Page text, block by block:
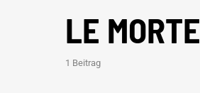
LE MORTE
1 Beitrag